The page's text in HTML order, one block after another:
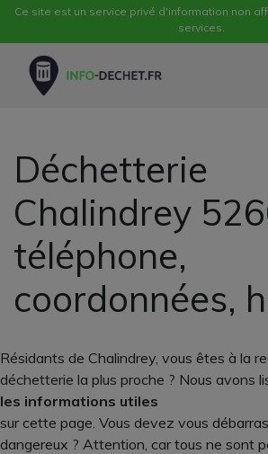
Ce site est un service privé d'information non
services.
Déchetterie
Chalindrey
téléphone,
coordonnées,
Résidants de Chalindrey, vous êtes à la
déchetterie la plus proche ? Nous avons
les informations utiles
sur cette page. Vous devez vous
dangereux ? Attention, car tous ne sont